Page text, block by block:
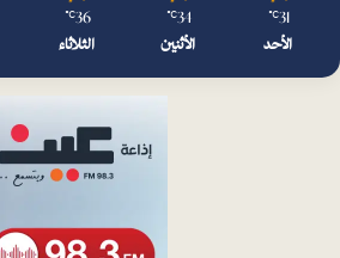
31
℃
الأحد
34
℃
الأثنين
36
℃
الثلاثاء